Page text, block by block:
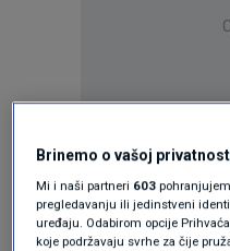
Brinemo o vašoj
Mi i naši partneri 603
pregledavanju ili jedinstveni
uređaju. Odabirom opcije
koje podržavaju svrhe za čije